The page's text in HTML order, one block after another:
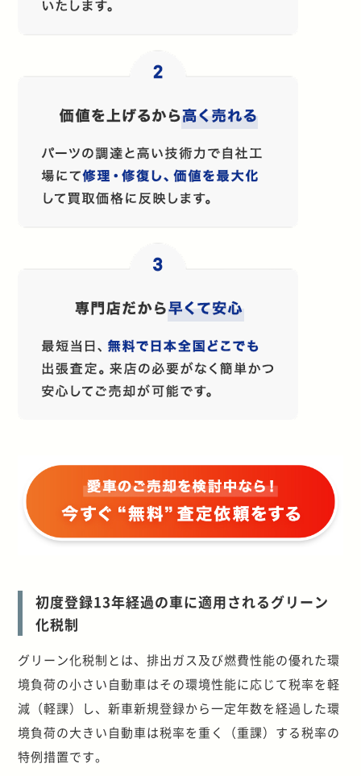
初度登録13年経過の車に適用されるグリーン
化税制
グリーン化税制とは、排出ガス及び燃費性能の優れた環
境負荷の小さい自動車はその環境性能に応じて税率を軽
減（軽課）し、新車新規登録から一定年数を経過した環
境負荷の大きい自動車は税率を重く（重課）する税率の
特例措置です。